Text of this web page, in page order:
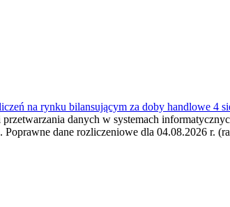
na rynku bilansującym za doby handlowe 4
danych w systemach
dane rozliczeniowe dla 04.08.2026 r.